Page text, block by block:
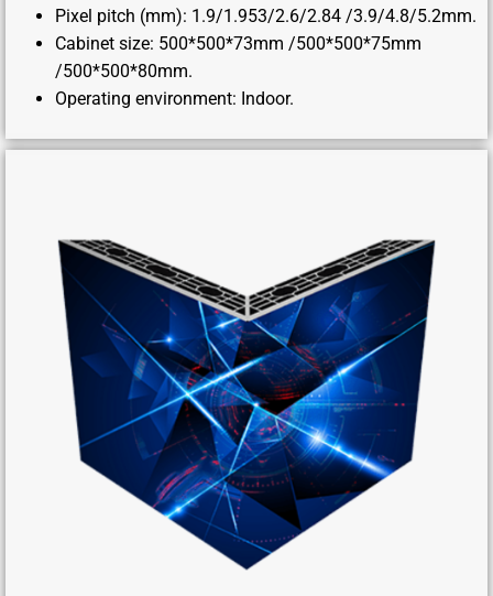
Pixel pitch (mm): 1.9/1.953/2.6/2.84 /3.9/4.8/5.2mm.
Cabinet size: 500*500*73mm /500*500*75mm
/500*500*80mm.
Operating environment: Indoor.